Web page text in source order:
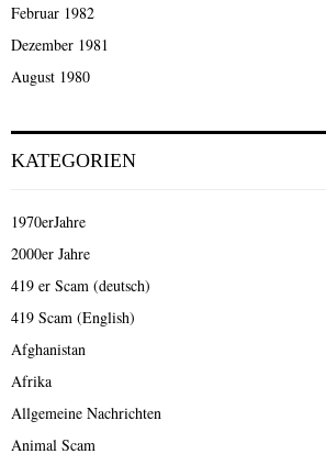
Februar 1982
Dezember 1981
August 1980
KATEGORIEN
1970erJahre
2000er Jahre
419 er Scam (deutsch)
419 Scam (English)
Afghanistan
Afrika
Allgemeine Nachrichten
Animal Scam